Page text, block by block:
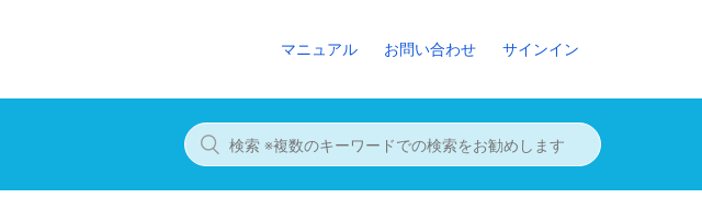
マニュアル お問い合わせ サインイン